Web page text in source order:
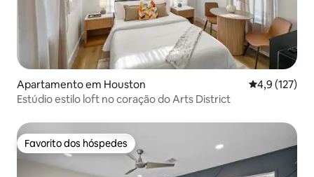
Apartamento em Houston Classificação
4,9 (127)
Estúdio estilo loft no coração do Arts District
Favorito dos hóspedes
Favorito dos hóspedes